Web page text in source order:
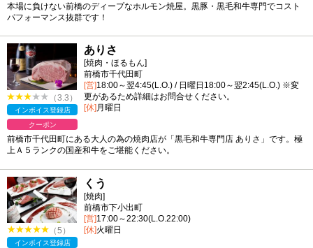
本場に負けない前橋のディープなホルモン焼屋。黒豚・黒毛和牛専門でコスト
パフォーマンス抜群です！
（3.3）
インボイス登録店
クーポン
ありさ
[焼肉・ほるもん]
前橋市千代田町
[営]18:00～翌4:45(L.O.) / 日曜日18:00～翌2:45(L.O.) ※変
更があるため詳細はお問合せください。
[休] 月曜日
前橋市千代田町にある大人の為の焼肉店が「黒毛和牛専門店 ありさ」です。極
上Ａ５ランクの国産和牛をご堪能ください。
（5）
インボイス登録店
くう
[焼肉]
前橋市下小出町
[営]17:00～22:30(L.O.22:00)
[休]火曜日